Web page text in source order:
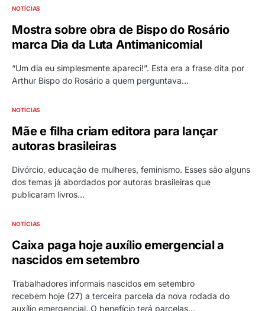
NOTÍCIAS
Mostra sobre obra de Bispo do Rosário
marca Dia da Luta Antimanicomial
“Um dia eu simplesmente apareci!”. Esta era a frase dita por
Arthur Bispo do Rosário a quem perguntava…
NOTÍCIAS
Mãe e filha criam editora para lançar
autoras brasileiras
Divórcio, educação de mulheres, feminismo. Esses são alguns
dos temas já abordados por autoras brasileiras que
publicaram livros…
NOTÍCIAS
Caixa paga hoje auxílio emergencial a
nascidos em setembro
Trabalhadores informais nascidos em setembro
recebem hoje (27) a terceira parcela da nova rodada do
auxílio emergencial. O benefício terá parcelas…